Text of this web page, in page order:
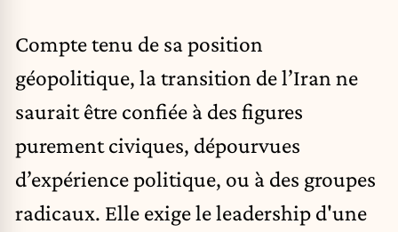
Compte tenu de sa position
géopolitique, la transition de l’Iran ne
saurait être confiée à des figures
purement civiques, dépourvues
d’expérience politique, ou à des groupes
radicaux. Elle exige le leadership d'une